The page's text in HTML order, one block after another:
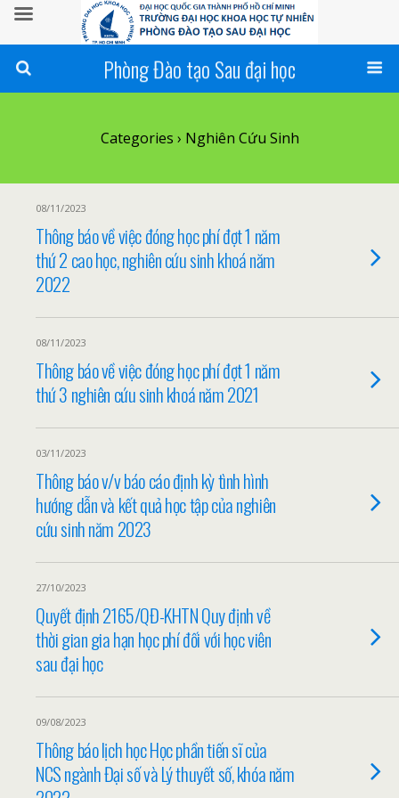
Phòng Đào tạo Sau đại học
Categories › Nghiên Cứu Sinh
08/11/2023
Thông báo về việc đóng học phí đợt 1 năm
thứ 2 cao học, nghiên cứu sinh khoá năm
2022
08/11/2023
Thông báo về việc đóng học phí đợt 1 năm
thứ 3 nghiên cứu sinh khoá năm 2021
03/11/2023
Thông báo v/v báo cáo định kỳ tình hình
hướng dẫn và kết quả học tập của nghiên
cứu sinh năm 2023
27/10/2023
Quyết định 2165/QĐ-KHTN Quy định về
thời gian gia hạn học phí đối với học viên
sau đại học
09/08/2023
Thông báo lịch học Học phần tiến sĩ của
NCS ngành Đại số và Lý thuyết số, khóa năm